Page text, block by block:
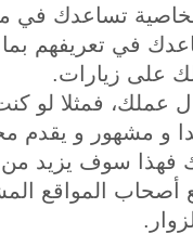
تساعدك في
في تعريفهم بما
على زيارات.
عملك، فمثلا لو
و مشهور و يقدم
سوف يزيد من
أصحاب المواقع